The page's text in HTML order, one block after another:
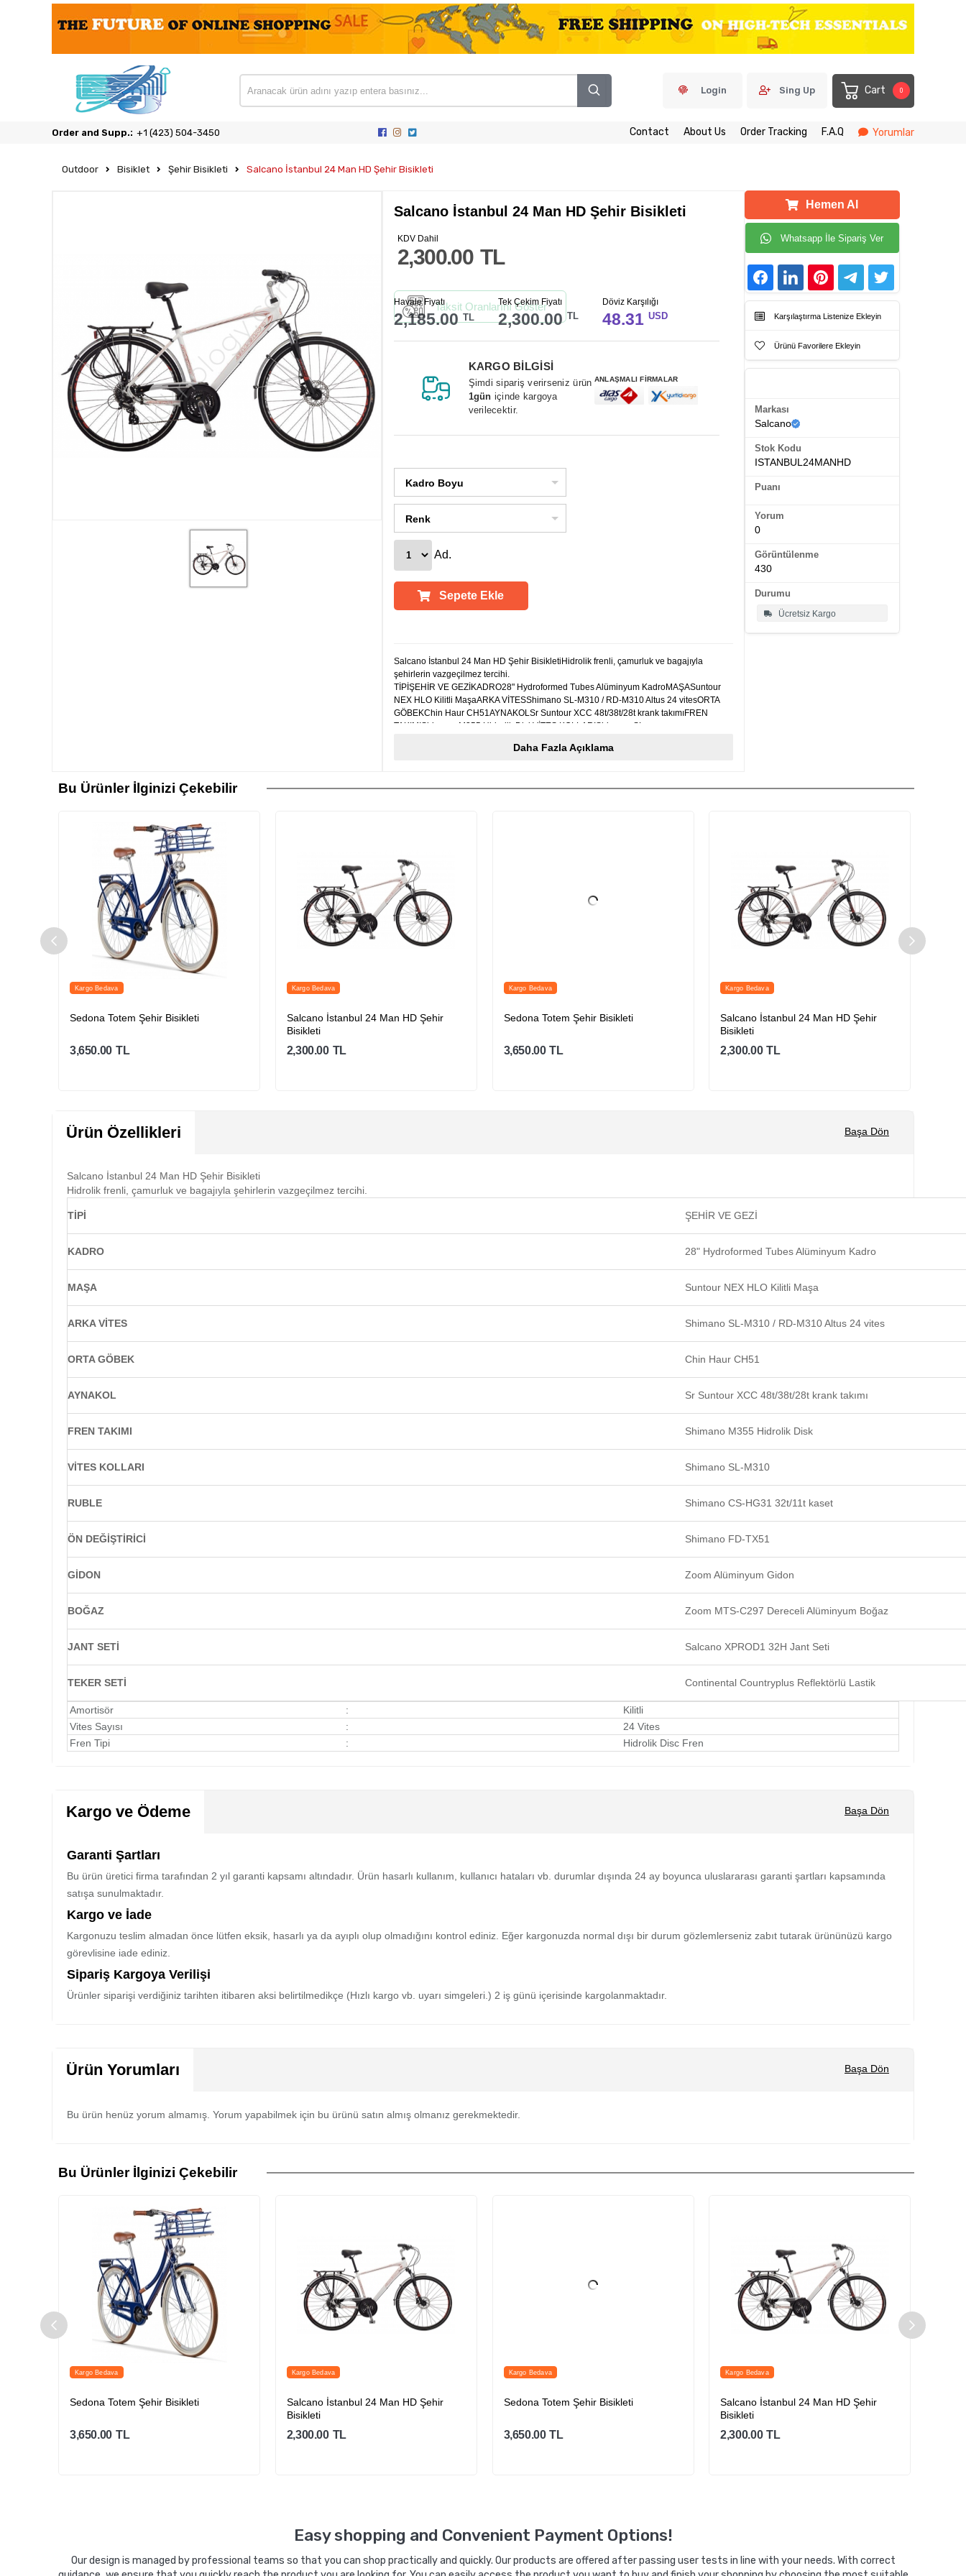
Login Sing Up Cart 0
Order and Supp.: ‎+1 (423) 504-3450 Contact About Us Order Tracking F.A.Q Yorumlar
Outdoor Bisiklet Şehir Bisikleti Salcano İstanbul 24 Man HD Şehir Bisikleti
Salcano İstanbul 24 Man HD Şehir Bisikleti
2,300.00 TL
KDV Dahil
Havale Fiyatı
2,185.00 TL
Tek Çekim Fiyatı
2,300.00 TL
Döviz Karşılığı
48.31 USD
Taksit Oranlarını Göster
KARGO BİLGİSİ
Şimdi sipariş verirseniz ürün
1gün içinde kargoya
verilecektir.
ANLAŞMALI FİRMALAR
Kadro Boyu
Renk
Ad.
Sepete Ekle
Salcano İstanbul 24 Man HD Şehir BisikletiHidrolik frenli, çamurluk ve bagajıyla
şehirlerin vazgeçilmez tercihi.
TİPİŞEHİR VE GEZİKADRO28" Hydroformed Tubes Alüminyum KadroMAŞASuntour
NEX HLO Kilitli MaşaARKA VİTESShimano SL-M310 / RD-M310 Altus 24 vitesORTA
GÖBEKChin Haur CH51AYNAKOLSr Suntour XCC 48t/38t/28t krank takımıFREN
TAKIMIShimano M355 Hidrolik DiskVİTES KOLLARIShimano SL-
TX51GİDONZoom Alüminyum GidonBOĞAZZoom MTS-C297 Dereceli Alüminyum
Daha Fazla Açıklama
Hemen Al
Whatsapp İle Sipariş Ver
Karşılaştırma Listenize Ekleyin
Ürünü Favorilere Ekleyin
Markası
Salcano
Stok Kodu
ISTANBUL24MANHD
Puanı
Yorum
0
Görüntülenme
430
Durumu
Ücretsiz Kargo
Bu Ürünler İlginizi Çekebilir
Kargo Bedava
Sedona Totem Şehir Bisikleti
3,650.00 TL
Kargo Bedava
Salcano İstanbul 24 Man HD Şehir
Bisikleti
2,300.00 TL
Kargo Bedava
Sedona Totem Şehir Bisikleti
3,650.00 TL
Kargo Bedava
Salcano İstanbul 24 Man HD Şehir
Bisikleti
2,300.00 TL
Ürün Özellikleri Başa Dön
Salcano İstanbul 24 Man HD Şehir Bisikleti
Hidrolik frenli, çamurluk ve bagajıyla şehirlerin vazgeçilmez tercihi.
TİPİ ŞEHİR VE GEZİ
KADRO 28" Hydroformed Tubes Alüminyum Kadro
MAŞA Suntour NEX HLO Kilitli Maşa
ARKA VİTES Shimano SL-M310 / RD-M310 Altus 24 vites
ORTA GÖBEK Chin Haur CH51
AYNAKOL Sr Suntour XCC 48t/38t/28t krank takımı
FREN TAKIMI Shimano M355 Hidrolik Disk
VİTES KOLLARI Shimano SL-M310
RUBLE Shimano CS-HG31 32t/11t kaset
ÖN DEĞİŞTİRİCİ Shimano FD-TX51
GİDON Zoom Alüminyum Gidon
BOĞAZ Zoom MTS-C297 Dereceli Alüminyum Boğaz
JANT SETİ Salcano XPROD1 32H Jant Seti
TEKER SETİ Continental Countryplus Reflektörlü Lastik
Amortisör :
Kilitli
Vites Sayısı
:
24 Vites
Fren Tipi
: Hidrolik Disc Fren
Kargo ve Ödeme Başa Dön
Garanti Şartları
Bu ürün üretici firma tarafından 2 yıl garanti kapsamı altındadır. Ürün hasarlı kullanım, kullanıcı hataları vb. durumlar dışında 24 ay boyunca uluslararası garanti şartları kapsamında
satışa sunulmaktadır.
Kargo ve İade
Kargonuzu teslim almadan önce lütfen eksik, hasarlı ya da ayıplı olup olmadığını kontrol ediniz. Eğer kargonuzda normal dışı bir durum gözlemlerseniz zabıt tutarak ürününüzü kargo
görevlisine iade ediniz.
Sipariş Kargoya Verilişi
Ürünler siparişi verdiğiniz tarihten itibaren aksi belirtilmedikçe (Hızlı kargo vb. uyarı simgeleri.) 2 iş günü içerisinde kargolanmaktadır.
Ürün Yorumları Başa Dön
Bu ürün henüz yorum almamış. Yorum yapabilmek için bu ürünü satın almış olmanız gerekmektedir.
Bu Ürünler İlginizi Çekebilir
Kargo Bedava
Sedona Totem Şehir Bisikleti
3,650.00 TL
Kargo Bedava
Salcano İstanbul 24 Man HD Şehir
Bisikleti
2,300.00 TL
Kargo Bedava
Sedona Totem Şehir Bisikleti
3,650.00 TL
Kargo Bedava
Salcano İstanbul 24 Man HD Şehir
Bisikleti
2,300.00 TL
Easy shopping and Convenient Payment Options!
Our design is managed by professional teams so that you can shop practically and quickly. Our products are offered after passing user tests in line with your needs. With correct